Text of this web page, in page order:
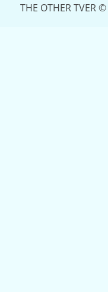
THE OTHER TVER